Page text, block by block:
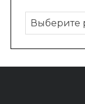
Р
у
б
р